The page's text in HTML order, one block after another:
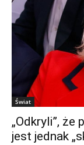
Świat
„Odkryli”, że
jest jednak